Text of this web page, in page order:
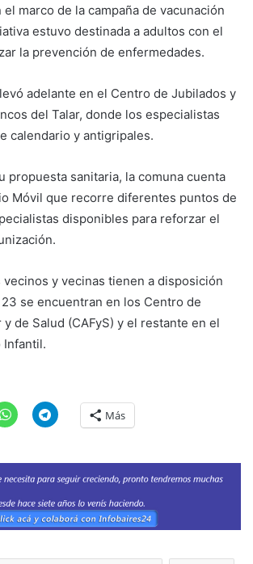
marco de la campaña de vacunación
estuvo destinada a adultos con el
la prevención de enfermedades.
adelante en el Centro de Jubilados y
del Talar, donde los especialistas
calendario y antigripales.
propuesta sanitaria, la comuna cuenta
Móvil que recorre diferentes puntos de
disponibles para reforzar el
y vecinas tienen a disposición
se encuentran en los Centro de
de Salud (CAFyS) y el restante en el
Infantil.
Más